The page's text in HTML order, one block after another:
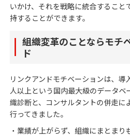
いかけ、それを戦略に統合すること
持することができます。
組織変革のことならモチ
ド
リンクアンドモチベーションは、導
人以上という国内最大級のデータベ
織診断と、コンサルタントの併走に
行ってきました。
・業績が上がらず、組織にまとまり